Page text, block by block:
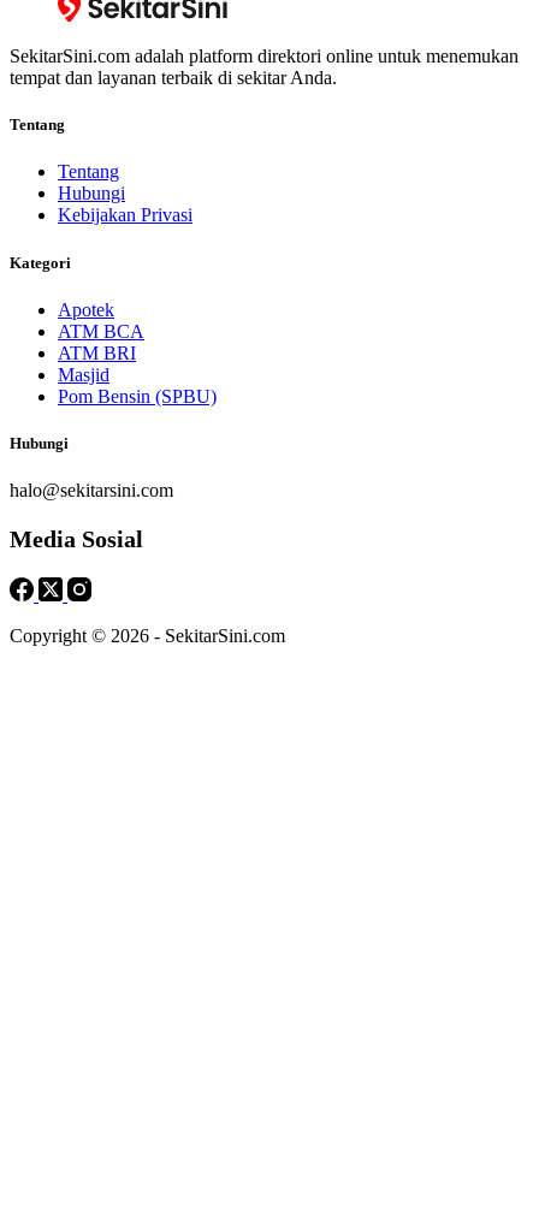
SekitarSini.com adalah platform direktori online untuk menemukan
tempat dan layanan terbaik di sekitar Anda.
Tentang
Tentang
Hubungi
Kebijakan Privasi
Kategori
Apotek
ATM BCA
ATM BRI
Masjid
Pom Bensin (SPBU)
Hubungi
halo@sekitarsini.com
Media Sosial
Copyright © 2026 - SekitarSini.com